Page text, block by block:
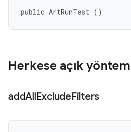
public ArtRunTest ()
Herkese açık
addAllExcludeFilters